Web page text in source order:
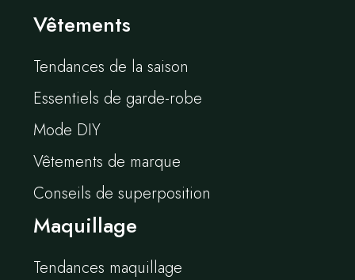
Vêtements
Tendances de la saison
Essentiels de garde-robe
Mode DIY
Vêtements de marque
Conseils de superposition
Maquillage
Tendances maquillage